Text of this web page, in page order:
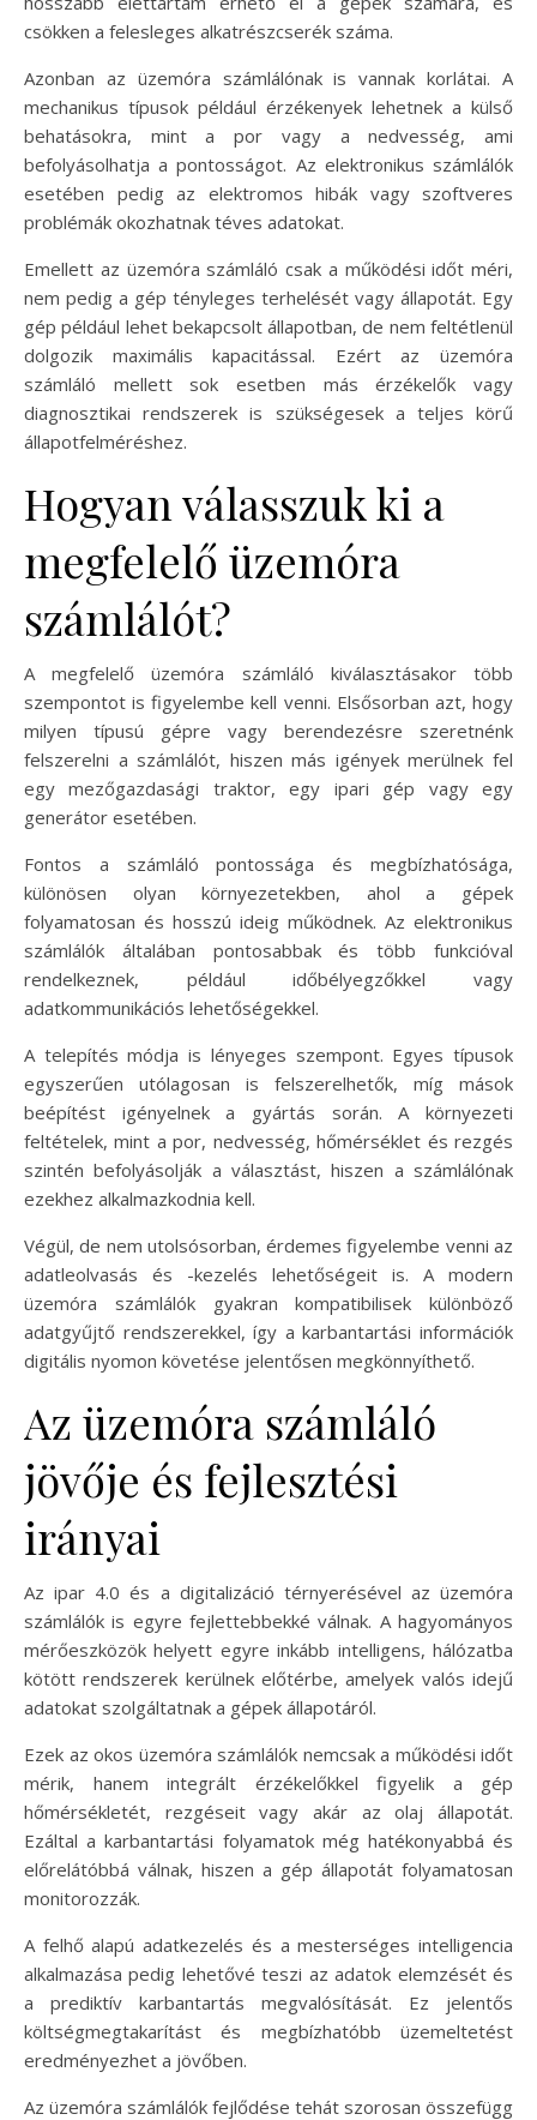
csökken a felesleges alkatrészcserék száma.
Azonban az üzemóra számlálónak is vannak korlátai. A
mechanikus típusok például érzékenyek lehetnek a külső
behatásokra, mint a por vagy a nedvesség, ami
befolyásolhatja a pontosságot. Az elektronikus számlálók
esetében pedig az elektromos hibák vagy szoftveres
problémák okozhatnak téves adatokat.
Emellett az üzemóra számláló csak a működési időt méri,
nem pedig a gép tényleges terhelését vagy állapotát. Egy
gép például lehet bekapcsolt állapotban, de nem feltétlenül
dolgozik maximális kapacitással. Ezért az üzemóra
számláló mellett sok esetben más érzékelők vagy
diagnosztikai rendszerek is szükségesek a teljes körű
állapotfelméréshez.
Hogyan válasszuk ki a
megfelelő üzemóra
számlálót?
A megfelelő üzemóra számláló kiválasztásakor több
szempontot is figyelembe kell venni. Elsősorban azt, hogy
milyen típusú gépre vagy berendezésre szeretnénk
felszerelni a számlálót, hiszen más igények merülnek fel
egy mezőgazdasági traktor, egy ipari gép vagy egy
generátor esetében.
Fontos a számláló pontossága és megbízhatósága,
különösen olyan környezetekben, ahol a gépek
folyamatosan és hosszú ideig működnek. Az elektronikus
számlálók általában pontosabbak és több funkcióval
rendelkeznek, például időbélyegzőkkel vagy
adatkommunikációs lehetőségekkel.
A telepítés módja is lényeges szempont. Egyes típusok
egyszerűen utólagosan is felszerelhetők, míg mások
beépítést igényelnek a gyártás során. A környezeti
feltételek, mint a por, nedvesség, hőmérséklet és rezgés
szintén befolyásolják a választást, hiszen a számlálónak
ezekhez alkalmazkodnia kell.
Végül, de nem utolsósorban, érdemes figyelembe venni az
adatleolvasás és -kezelés lehetőségeit is. A modern
üzemóra számlálók gyakran kompatibilisek különböző
adatgyűjtő rendszerekkel, így a karbantartási információk
digitális nyomon követése jelentősen megkönnyíthető.
Az üzemóra számláló
jövője és fejlesztési
irányai
Az ipar 4.0 és a digitalizáció térnyerésével az üzemóra
számlálók is egyre fejlettebbekké válnak. A hagyományos
mérőeszközök helyett egyre inkább intelligens, hálózatba
kötött rendszerek kerülnek előtérbe, amelyek valós idejű
adatokat szolgáltatnak a gépek állapotáról.
Ezek az okos üzemóra számlálók nemcsak a működési időt
mérik, hanem integrált érzékelőkkel figyelik a gép
hőmérsékletét, rezgéseit vagy akár az olaj állapotát.
Ezáltal a karbantartási folyamatok még hatékonyabbá és
előrelátóbbá válnak, hiszen a gép állapotát folyamatosan
monitorozzák.
A felhő alapú adatkezelés és a mesterséges intelligencia
alkalmazása pedig lehetővé teszi az adatok elemzését és
a prediktív karbantartás megvalósítását. Ez jelentős
költségmegtakarítást és megbízhatóbb üzemeltetést
eredményezhet a jövőben.
Az üzemóra számlálók fejlődése tehát szorosan összefügg